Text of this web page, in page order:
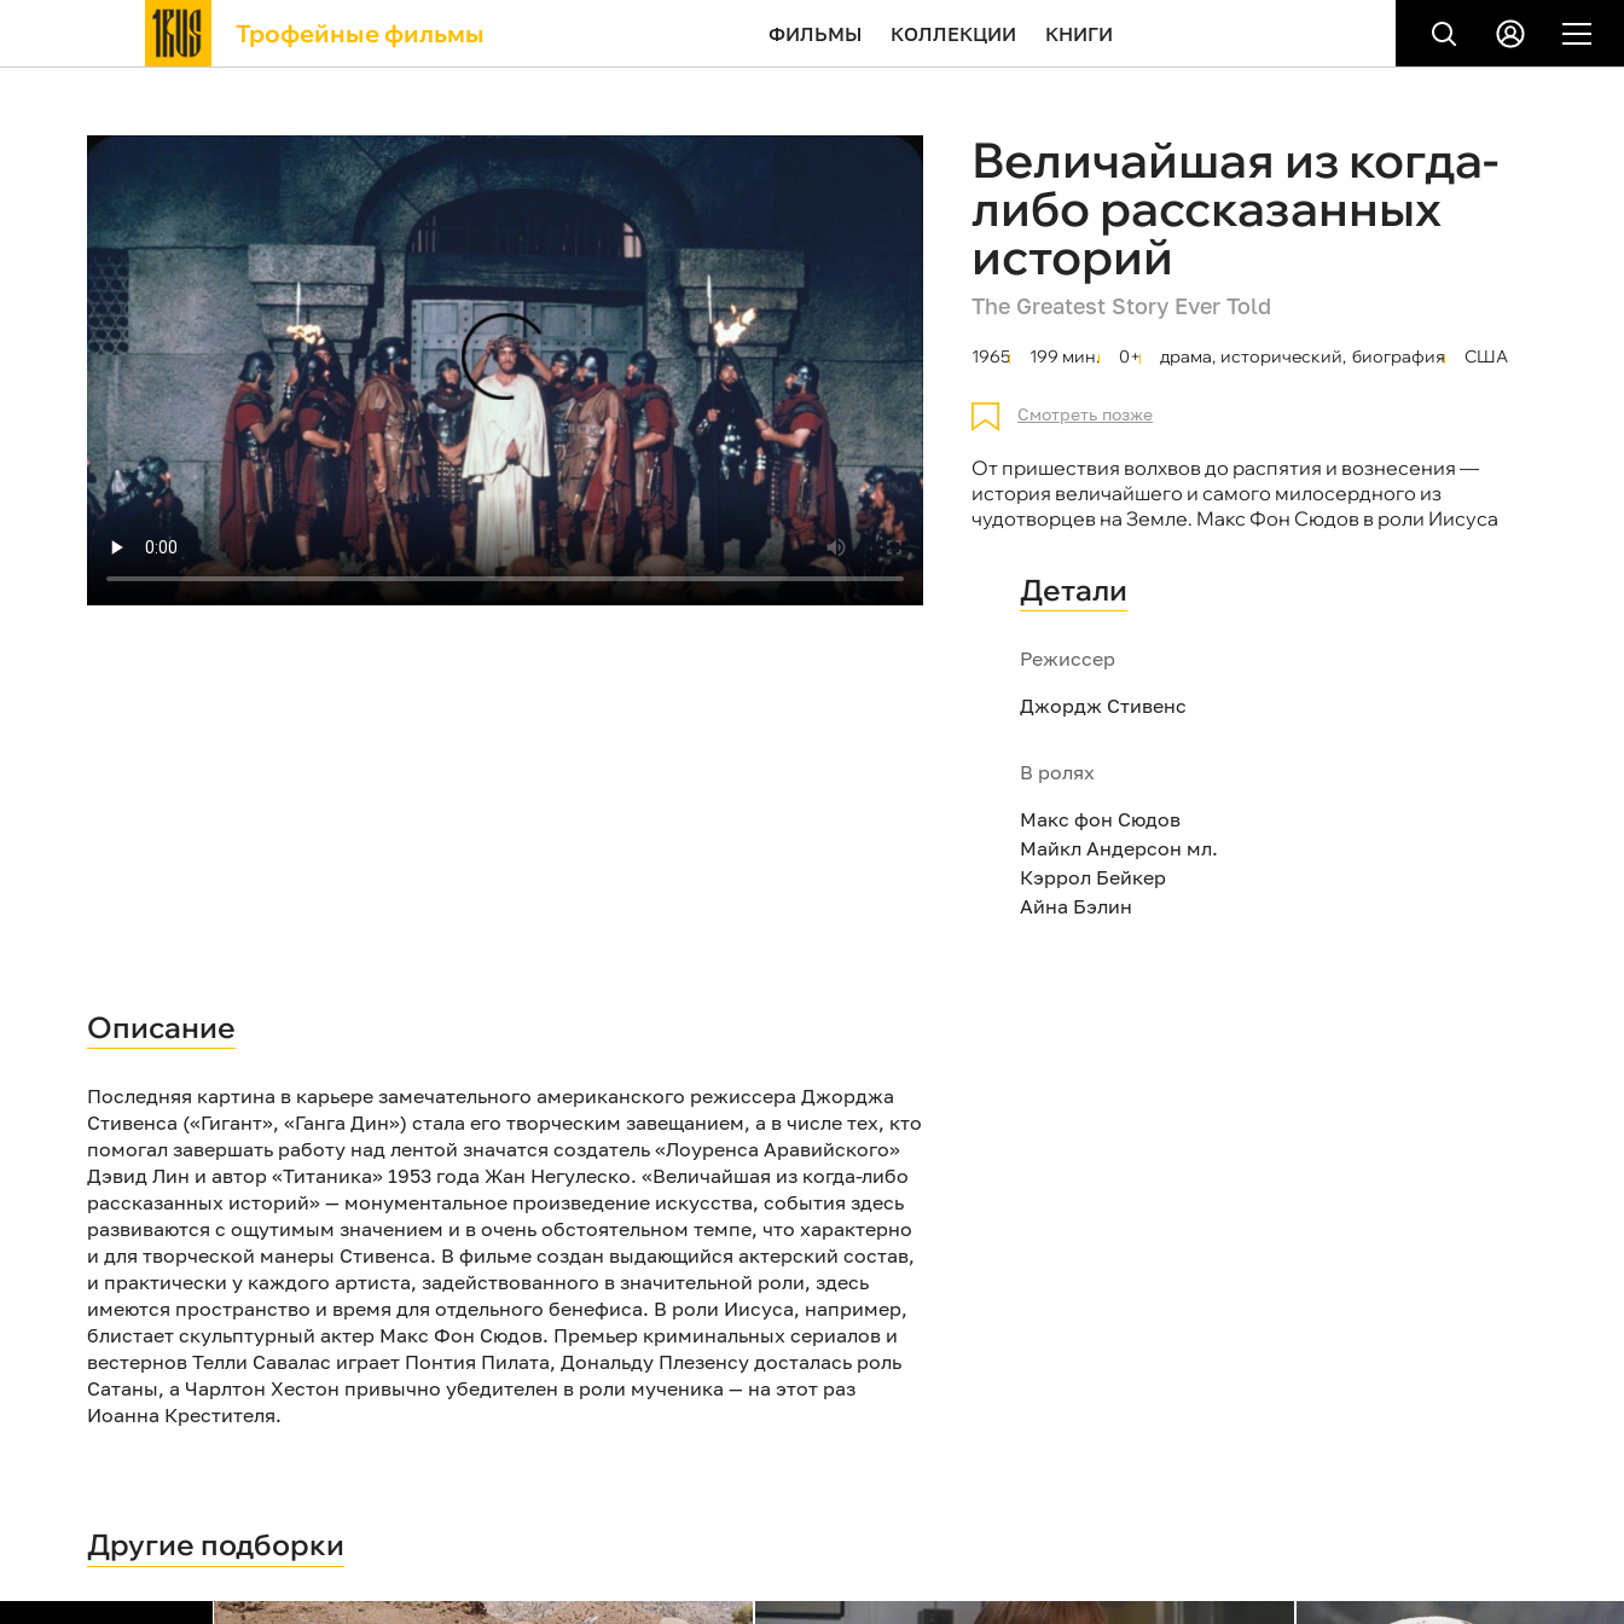
Трофейные фильмы ФИЛЬМЫ КОЛЛЕКЦИИ КНИГИ
Величайшая из когда-
либо рассказанных
историй
The Greatest Story Ever Told
1965 199 мин. 0+ драма, исторический, биография США
Смотреть позже
От пришествия волхвов до распятия и вознесения —
история величайшего и самого милосердного из
чудотворцев на Земле. Макс Фон Сюдов в роли Иисуса
Детали
Режиссер
Джордж Стивенс
В ролях
Макс фон Сюдов
Майкл Андерсон мл.
Кэррол Бейкер
Айна Бэлин
Описание
Последняя картина в карьере замечательного американского режиссера Джорджа
Стивенса («Гигант», «Ганга Дин») стала его творческим завещанием, а в числе тех, кто
помогал завершать работу над лентой значатся создатель «Лоуренса Аравийского»
Дэвид Лин и автор «Титаника» 1953 года Жан Негулеско. «Величайшая из когда-либо
рассказанных историй» — монументальное произведение искусства, события здесь
развиваются с ощутимым значением и в очень обстоятельном темпе, что характерно
и для творческой манеры Стивенса. В фильме создан выдающийся актерский состав,
и практически у каждого артиста, задействованного в значительной роли, здесь
имеются пространство и время для отдельного бенефиса. В роли Иисуса, например,
блистает скульптурный актер Макс Фон Сюдов. Премьер криминальных сериалов и
вестернов Телли Савалас играет Понтия Пилата, Дональду Плезенсу досталась роль
Сатаны, а Чарлтон Хестон привычно убедителен в роли мученика — на этот раз
Иоанна Крестителя.
Другие подборки